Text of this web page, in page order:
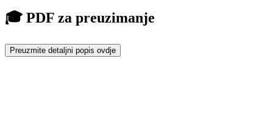
🎓 PDF za preuzimanje
Preuzmite detaljni popis ovdje